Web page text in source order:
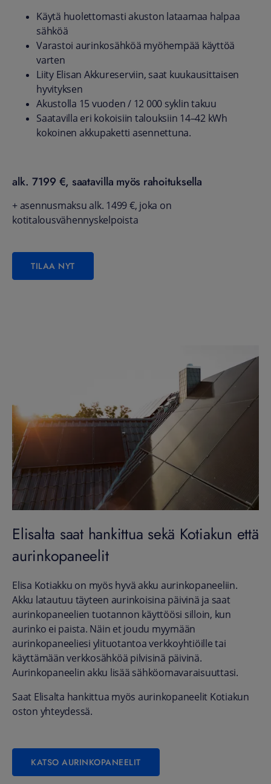
Käytä huolettomasti akuston lataamaa halpaa
sähköä
Varastoi aurinkosähköä myöhempää käyttöä
varten
Liity Elisan Akkureserviin, saat kuukausittaisen
hyvityksen
Akustolla 15 vuoden / 12 000 syklin takuu
Saatavilla eri kokoisiin talouksiin 14–42 kWh
kokoinen akkupaketti asennettuna.
alk. 7199 €, saatavilla myös rahoituksella
+ asennusmaksu alk. 1499 €, joka on
kotitalousvähennyskelpoista
TILAA NYT
Elisalta saat hankittua sekä Kotiakun että
aurinkopaneelit
Elisa Kotiakku on myös hyvä akku aurinkopaneeliin.
Akku latautuu täyteen aurinkoisina päivinä ja saat
aurinkopaneelien tuotannon käyttöösi silloin, kun
aurinko ei paista. Näin et joudu myymään
aurinkopaneeliesi ylituotantoa verkkoyhtiöille tai
käyttämään verkkosähköä pilvisinä päivinä.
Aurinkopaneelin akku lisää sähköomavaraisuuttasi.
Saat Elisalta hankittua myös aurinkopaneelit Kotiakun
oston yhteydessä.
KATSO AURINKOPANEELIT